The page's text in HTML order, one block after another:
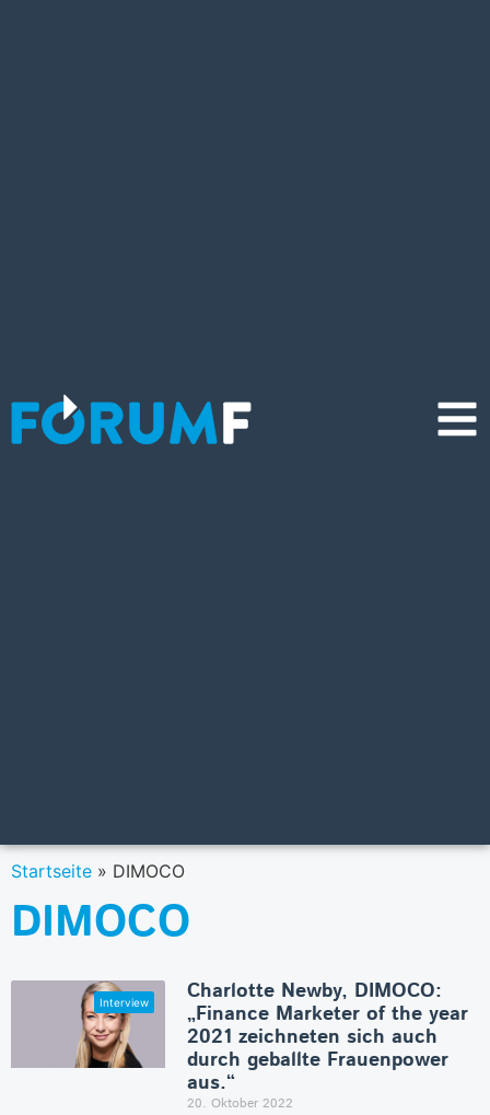
Startseite » DIMOCO
DIMOCO
Charlotte Newby, DIMOCO:
„Finance Marketer of the year
2021 zeichneten sich auch
durch geballte Frauenpower
aus.“
20. Oktober 2022